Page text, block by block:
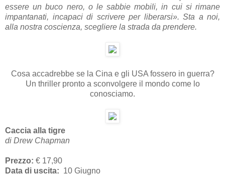
essere un buco nero, o le sabbie mobili, in cui si rimane
impantanati, incapaci di scrivere per liberarsi». Sta a noi,
alla nostra coscienza, scegliere la strada da prendere.
Cosa accadrebbe se la Cina e gli USA fossero in guerra?
Un thriller pronto a sconvolgere il mondo come lo
conosciamo.
Caccia alla tigre
di Drew Chapman
Prezzo: € 17,90
Data di uscita: 10 Giugno